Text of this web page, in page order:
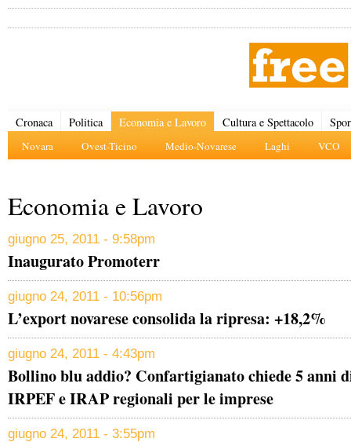
Cronaca Politica Economia e Lavoro
Novara Ovest-Ticino Medio-Novarese Laghi VCO
Cultura e Spettacolo
Economia e Lavoro
giugno 25, 2011 - 9:58pm
Inaugurato Promoterr
giugno 24, 2011 - 10:56pm
L’export novarese consolida la ripresa: +18,2%
giugno 24, 2011 - 4:43pm
Bollino blu addio? Confartigianato chiede 5 anni
IRPEF e IRAP regionali per le imprese
giugno 24, 2011 - 3:55pm